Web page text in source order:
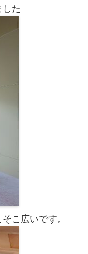
た
こ広いです。